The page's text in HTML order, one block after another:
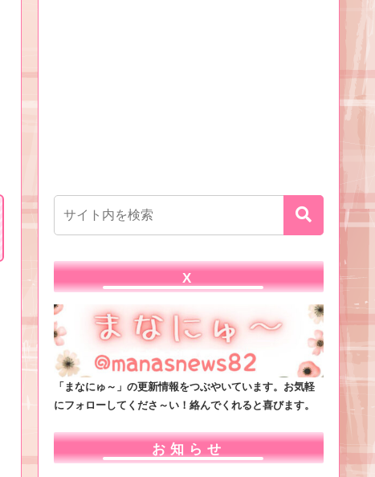
X
「まなにゅ～」の更新情報をつぶやいています。お気軽
にフォローしてくださ～い！絡んでくれると喜びます。
お知らせ